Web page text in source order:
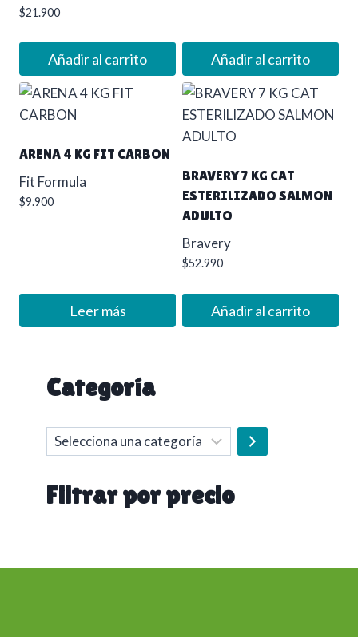
$21.900
Añadir al carrito Añadir al carrito
ARENA 4 KG FIT CARBON
Fit Formula
$9.900
Leer más
BRAVERY 7 KG CAT
ESTERILIZADO SALMON
ADULTO
Bravery
$52.990
Añadir al carrito
Categoría
Selecciona
una
Filtrar por precio